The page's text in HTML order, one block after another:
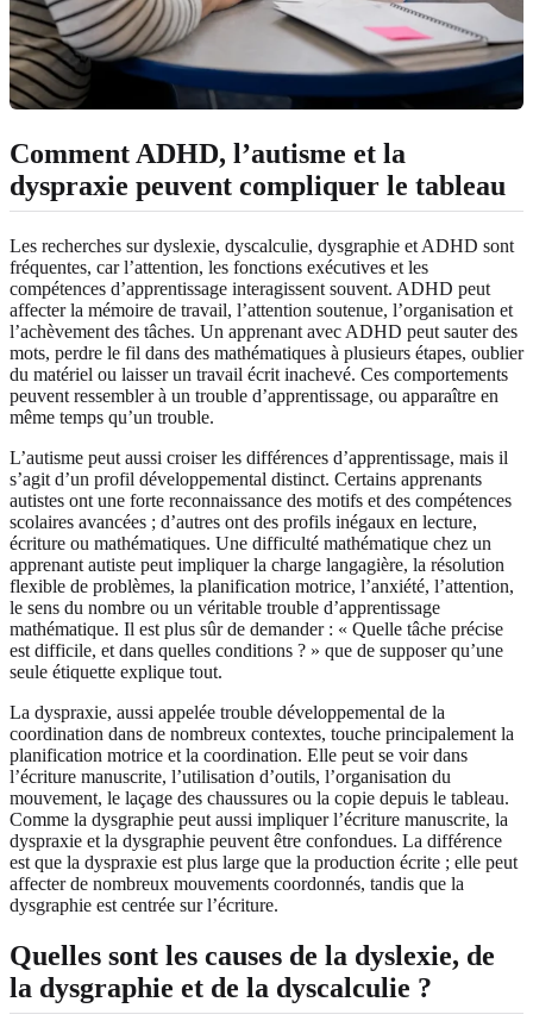
Comment ADHD, l’autisme et la
dyspraxie peuvent compliquer le tableau
Les recherches sur dyslexie, dyscalculie, dysgraphie et ADHD sont
fréquentes, car l’attention, les fonctions exécutives et les
compétences d’apprentissage interagissent souvent. ADHD peut
affecter la mémoire de travail, l’attention soutenue, l’organisation et
l’achèvement des tâches. Un apprenant avec ADHD peut sauter des
mots, perdre le fil dans des mathématiques à plusieurs étapes, oublier
du matériel ou laisser un travail écrit inachevé. Ces comportements
peuvent ressembler à un trouble d’apprentissage, ou apparaître en
même temps qu’un trouble.
L’autisme peut aussi croiser les différences d’apprentissage, mais il
s’agit d’un profil développemental distinct. Certains apprenants
autistes ont une forte reconnaissance des motifs et des compétences
scolaires avancées ; d’autres ont des profils inégaux en lecture,
écriture ou mathématiques. Une difficulté mathématique chez un
apprenant autiste peut impliquer la charge langagière, la résolution
flexible de problèmes, la planification motrice, l’anxiété, l’attention,
le sens du nombre ou un véritable trouble d’apprentissage
mathématique. Il est plus sûr de demander : « Quelle tâche précise
est difficile, et dans quelles conditions ? » que de supposer qu’une
seule étiquette explique tout.
La dyspraxie, aussi appelée trouble développemental de la
coordination dans de nombreux contextes, touche principalement la
planification motrice et la coordination. Elle peut se voir dans
l’écriture manuscrite, l’utilisation d’outils, l’organisation du
mouvement, le laçage des chaussures ou la copie depuis le tableau.
Comme la dysgraphie peut aussi impliquer l’écriture manuscrite, la
dyspraxie et la dysgraphie peuvent être confondues. La différence
est que la dyspraxie est plus large que la production écrite ; elle peut
affecter de nombreux mouvements coordonnés, tandis que la
dysgraphie est centrée sur l’écriture.
Quelles sont les causes de la dyslexie, de
la dysgraphie et de la dyscalculie ?